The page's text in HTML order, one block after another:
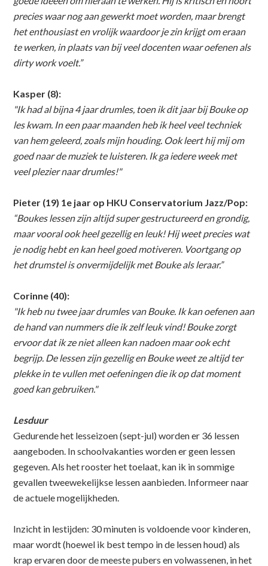
precies waar nog aan gewerkt moet worden, maar brengt
het enthousiast en vrolijk waardoor je zin krijgt om eraan
te werken, in plaats van bij veel docenten waar oefenen als
dirty work voelt.”
Kasper (8):
"Ik had al bijna 4 jaar drumles, toen ik dit jaar bij Bouke op
les kwam. In een paar maanden heb ik heel veel techniek
van hem geleerd, zoals mijn houding. Ook leert hij mij om
goed naar de muziek te luisteren. Ik ga iedere week met
veel plezier naar drumles!"
Pieter (19) 1e jaar op HKU Conservatorium Jazz/Pop:
“Boukes lessen zijn altijd super gestructureerd en grondig,
maar vooral ook heel gezellig en leuk! Hij weet precies wat
je nodig hebt en kan heel goed motiveren. Voortgang op
het drumstel is onvermijdelijk met Bouke als leraar.”
Corinne (40):
"Ik heb nu twee jaar drumles van Bouke. Ik kan oefenen aan
de hand van nummers die ik zelf leuk vind! Bouke zorgt
ervoor dat ik ze niet alleen kan nadoen maar ook echt
begrijp. De lessen zijn gezellig en Bouke weet ze altijd ter
plekke in te vullen met oefeningen die ik op dat moment
goed kan gebruiken."
Lesduur
Gedurende het lesseizoen (sept-jul) worden er 36 lessen
aangeboden. In schoolvakanties worden er geen lessen
gegeven. Als het rooster het toelaat, kan ik in sommige
gevallen tweewekelijkse lessen aanbieden. Informeer naar
de actuele mogelijkheden.
Inzicht in lestijden: 30 minuten is voldoende voor kinderen,
maar wordt (hoewel ik best tempo in de lessen houd) als
krap ervaren door de meeste pubers en volwassenen, in het